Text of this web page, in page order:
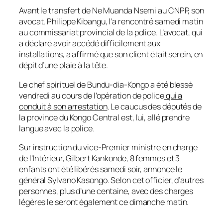
Avant le transfert de Ne Muanda Nsemi au CNPP, son
avocat, Philippe Kibangu, l’a rencontré samedi matin
au commissariat provincial de la police. L’avocat, qui
a déclaré avoir accédé difficilement aux
installations, a affirmé que son client était serein, en
dépit d’une plaie à la tête.
Le chef spirituel de Bundu-dia-Kongo a été blessé
vendredi au cours de l’opération de policequi a
conduit à son arrestation. Le caucus des députés de
la province du Kongo Central est, lui, allé prendre
langue avec la police.
Sur instruction du vice-Premier ministre en charge
de l’Intérieur, Gilbert Kankonde, 8 femmes et 3
enfants ont été libérés samedi soir, annonce le
général Sylvano Kasongo. Selon cet officier, d’autres
personnes, plus d’une centaine, avec des charges
légères le seront également ce dimanche matin.